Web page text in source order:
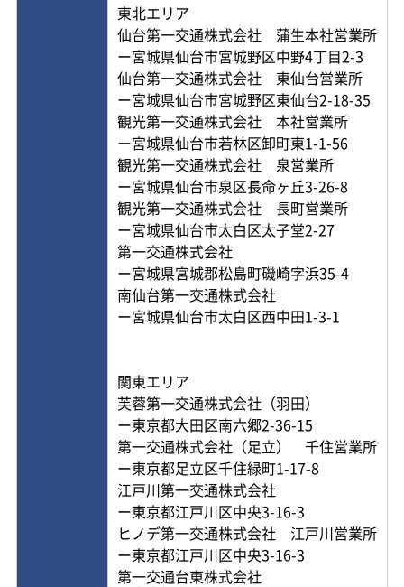
東北エリア
仙台第一交通株式会社 蒲生本社営業所
ー宮城県仙台市宮城野区中野4丁目2-3
仙台第一交通株式会社 東仙台営業所
ー宮城県仙台市宮城野区東仙台2-18-35
観光第一交通株式会社 本社営業所
ー宮城県仙台市若林区卸町東1-1-56
観光第一交通株式会社 泉営業所
ー宮城県仙台市泉区長命ヶ丘3-26-8
観光第一交通株式会社 長町営業所
ー宮城県仙台市太白区太子堂2-27
第一交通株式会社
ー宮城県宮城郡松島町磯崎字浜35-4
南仙台第一交通株式会社
ー宮城県仙台市太白区西中田1-3-1
関東エリア
芙蓉第一交通株式会社（羽田）
ー東京都大田区南六郷2-36-15
第一交通株式会社（足立） 千住営業所
ー東京都足立区千住緑町1-17-8
江戸川第一交通株式会社
ー東京都江戸川区中央3-16-3
ヒノデ第一交通株式会社 江戸川営業所
ー東京都江戸川区中央3-16-3
第一交通台東株式会社